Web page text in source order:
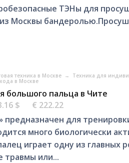
ТЭНы для
Москвы
техника в Москве → Техника для
в Москве
большого пальца в Чите
$
€ 222.22
предназначен для
много биологически
играет одну из главных
травмы или...